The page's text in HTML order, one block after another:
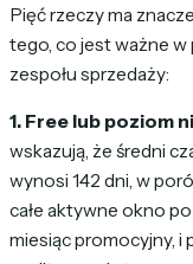
Pięć rzeczy ma
tego, co jest ważne
zespołu sprzedaży:
1. Free lub poziom
wskazują, że średni
wynosi 142 dni, w
całe aktywne okno
miesiąc promocyjny, i